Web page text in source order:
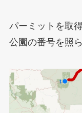
パーミットを取
公園の番号を照